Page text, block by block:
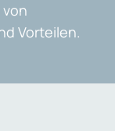
Vorteilen.